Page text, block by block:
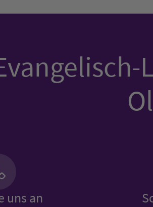
uns an